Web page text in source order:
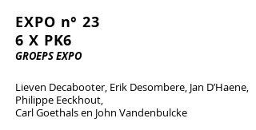
EXPO n° 23
6 X PK6
GROEPS EXPO
Lieven Decabooter, Erik Desombere, Jan D’Haene,
Philippe Eeckhout,
Carl Goethals en John Vandenbulcke